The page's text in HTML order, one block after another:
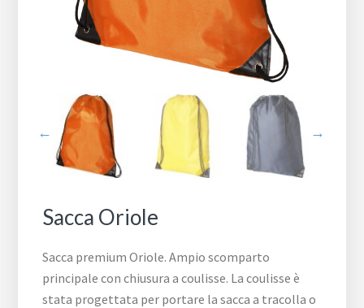
Sacca Oriole
Sacca premium Oriole. Ampio scomparto
principale con chiusura a coulisse. La coulisse è
stata progettata per portare la sacca a tracolla o